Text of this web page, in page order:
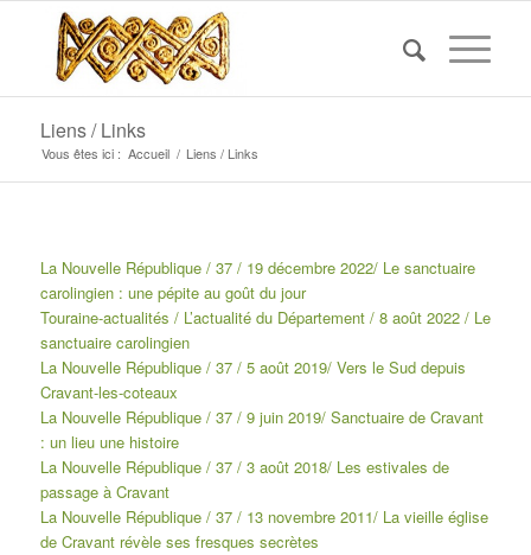
Liens / Links
Vous êtes ici : Accueil / Liens / Links
La Nouvelle République / 37 / 19 décembre 2022/ Le sanctuaire
carolingien : une pépite au goût du jour
Touraine-actualités / L’actualité du Département / 8 août 2022 / Le
sanctuaire carolingien
La Nouvelle République / 37 / 5 août 2019/ Vers le Sud depuis
Cravant-les-coteaux
La Nouvelle République / 37 / 9 juin 2019/ Sanctuaire de Cravant
: un lieu une histoire
La Nouvelle République / 37 / 3 août 2018/ Les estivales de
passage à Cravant
La Nouvelle République / 37 / 13 novembre 2011/ La vieille église
de Cravant révèle ses fresques secrètes